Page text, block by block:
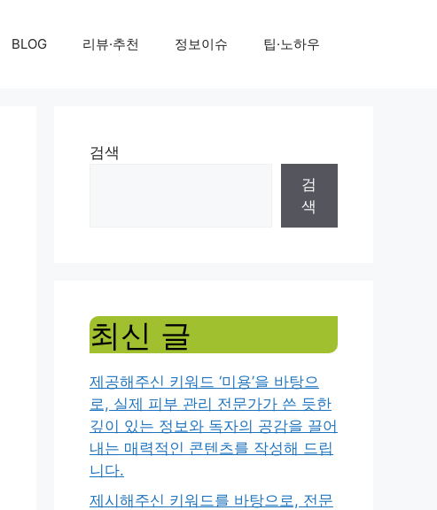
BLOG 리뷰·추천 정보이슈 팁·노하우
검색
검
색
최신 글
제공해주신 키워드 ‘미용’을 바탕으
로, 실제 피부 관리 전문가가 쓴 듯한
깊이 있는 정보와 독자의 공감을 끌어
내는 매력적인 콘텐츠를 작성해 드립
니다.
제시해주신 키워드를 바탕으로, 전문